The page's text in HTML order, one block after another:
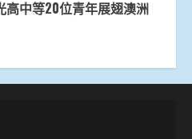
中等20位青年展翅澳洲